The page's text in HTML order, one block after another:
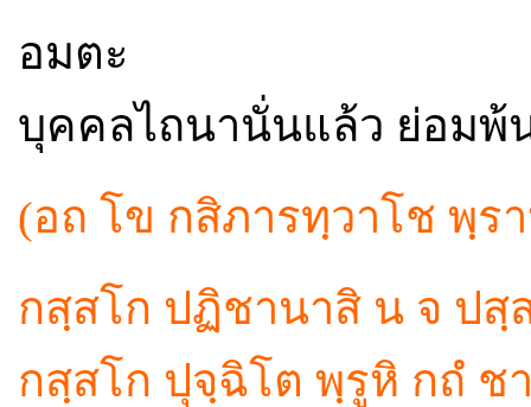
อมตะ
บุคคลไถนานั่นแล้ว ย่อมพ้
(อถ โข กสิภารทฺวาโช พฺ
กสฺสโก ปฏิชานาสิ น จ ปสฺ
กสฺสโก ปุจฺฉิโต พฺรูหิ กถํ ช